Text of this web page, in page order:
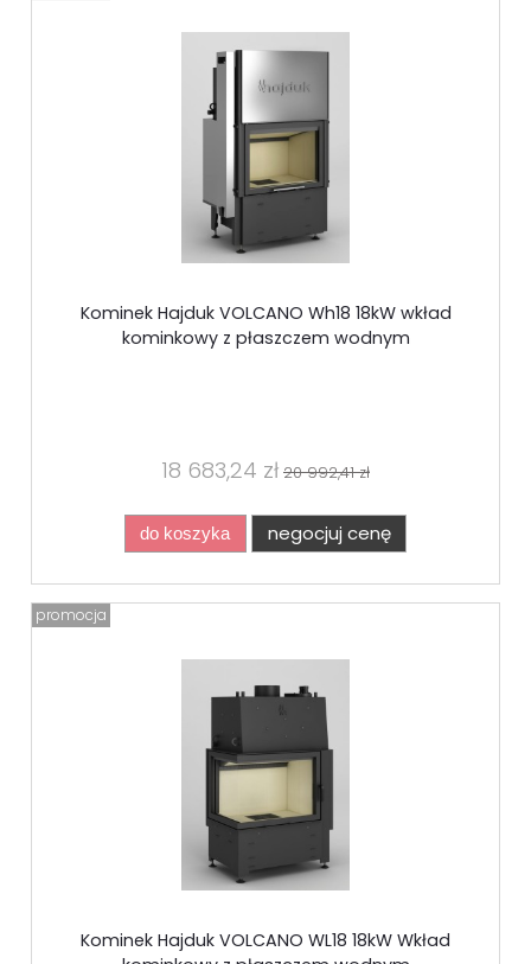
Kominek Hajduk VOLCANO Wh18 18kW wkład
kominkowy z płaszczem wodnym
18 683,24 zł 20 992,41 zł
do koszyka negocjuj cenę
Kominek Hajduk VOLCANO WL18 18kW Wkład
promocja